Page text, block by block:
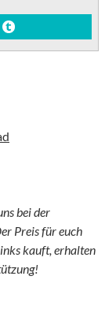
bei der
Preis für euch
kauft, erhalten